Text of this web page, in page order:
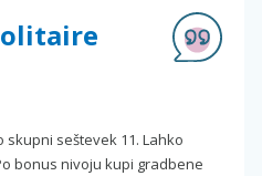
seštevek 11. Lahko
bonus nivoju kupi gradbene